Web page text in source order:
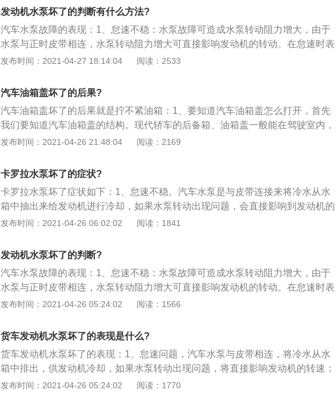
部腐蚀最终导致泵损坏，水泵达到使用寿命而长时间不更换；3、发动机部分有
噪音，打开发动机罩，启动发动机，如听到低摩擦噪音，可能是泵轴承损坏，如
果已经坏了，声音就会很明显。
发动机水泵坏了的判断有什么方法?
汽车水泵故障的表现：1、怠速不稳：水泵故障可造成水泵转动阻力增大，由于
水泵与正时皮带相连，水泵转动阻力增大可直接影响发动机的转动。在怠速时表
现为启动后转速的跳动，在冬季更为明显，甚至可造成熄火；2、发动机部位的
动加快，并发生音量大小的变化，这种噪音一般是随着故障的加重的程度而变得
于水泵的更换过于复杂，他们都说没事，结果又搞出了很多问题；3、冷却系统
故障：这是一系列的现象，都与水泵有关，而并不一定是多么复杂的问题；4、
热风不热：这个故障是因为冷却水流不畅引起的最容易被忽视的现象。在冬天发
了。其实换一个小小的水泵就完全可以解决问题；5、发动机水温不稳定：表现
为发动机水温指示针在一定范围内波动。原因是小循环内水温缺少循环而变得不
一致，一方面导致节温器开放温度升高，另一方面在高温水流出后，低温水很快
在一个比较恒定的水平，大约在93℃；6、冷却水减少，大循环不畅，发动机高
里的司机我来说，当时还是一头雾水。
发布时间：2021-04-27 18:14:04 阅读：2533
汽车油箱盖坏了的后果?
汽车油箱盖坏了的后果就是拧不紧油箱：1、要知道汽车油箱盖怎么打开，首先
我们要知道汽车油箱盖的结构。现代轿车的后备箱、油箱盖一般能在驾驶室内，
远距离控制其开关操作，这种功能给车主带来极大的方便，但当它们出现故障
通过后排座椅隔开的，所以，只要拆掉后排座椅，就可从驾驶室进入后备箱，进
入后备箱后，只要用螺丝刀掀推或旋动门锁上的可动部件，门锁便可打开；3、
如果是油箱盖打不开，则可以从后备箱入手。首先拆下后备箱内覆盖油箱的衬
板，衬板通常由一些塑料卡子固定，可以很容易地用螺丝刀撬开。取下内衬板
后，可以看到油箱盖的锁止机构，还可以看到用于远距离操作的油箱盖拉线，只
位，同时不停地拉动拉线，油箱盖会很容易地打开。有些车型在锁止机构上专门
设置了一个开关，按动开关油箱盖就可打开。
发布时间：2021-04-26 21:48:04 阅读：2169
卡罗拉水泵坏了的症状?
卡罗拉水泵坏了症状如下：1、怠速不稳。汽车水泵是与皮带连接来将冷水从水
箱中抽出来给发动机进行冷却，如果水泵转动出现问题，会直接影响到发动机的
转速，现象就是车速不稳定的问题；2、冷却液泄露。这是一种常见的故障，发
少冷却液的发动机就会“发高烧”，磨损加剧，严重时冒烟甚至着火；3、噪音问
题。当汽车水泵有开始损坏的迹象就会表现出异响症状，而造成噪音的原因很有
可能是内部的轴承损坏或者叶轮出现了松动或者脱离了转轴产生异响。
发布时间：2021-04-26 06:02:02 阅读：1841
发动机水泵坏了的判断?
汽车水泵故障的表现：1、怠速不稳：水泵故障可造成水泵转动阻力增大，由于
水泵与正时皮带相连，水泵转动阻力增大可直接影响发动机的转动。在怠速时表
现为启动后转速的跳动，在冬季更为明显，甚至可造成熄火；2、发动机部位的
动加快，并发生音量大小的变化，这种噪音一般是随着故障的加重的程度而变得
越来越明显，一般有经验的修车师傅应该能听出来，但是在轻微的时候，可能由
于水泵的更换过于复杂，他们都说没事，结果又搞出了很多问题；3、冷却系统
故障：这是一系列的现象，都与水泵有关，而并不一定是多么复杂的问题；4、
热风不热：这个故障是因为冷却水流不畅引起的最容易被忽视的现象。在冬天发
发布时间：2021-04-26 05:24:02 阅读：1566
货车发动机水泵坏了的表现是什么?
货车发动机水泵坏了的表现：1、怠速问题，汽车水泵与皮带相连，将冷水从水
箱中排出，供发动机冷却，如果水泵转动出现问题，将直接影响发动机的转速；
2、大多数泵损坏是由冷却液泄漏直接造成的，主要是由于泵密封圈老化造成
发布时间：2021-04-26 05:24:02 阅读：1770